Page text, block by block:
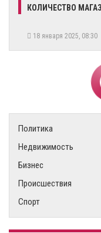
КОЛИЧЕСТВО
18 января 2025, 08:30
Политика
Недвижимость
Бизнес
Происшествия
Спорт